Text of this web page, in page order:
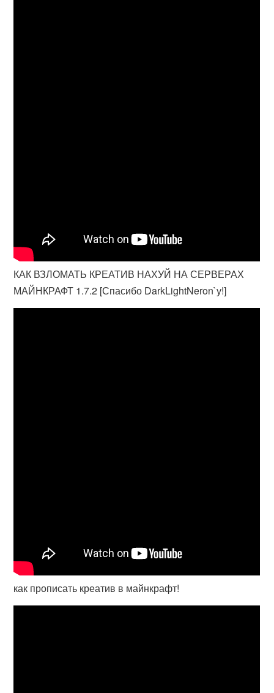
КАК ВЗЛОМАТЬ КРЕАТИВ НАХУЙ НА СЕРВЕРАХ
МАЙНКРАФТ 1.7.2 [Спасибо DarkLightNeron`у!]
как прописать креатив в майнкрафт!